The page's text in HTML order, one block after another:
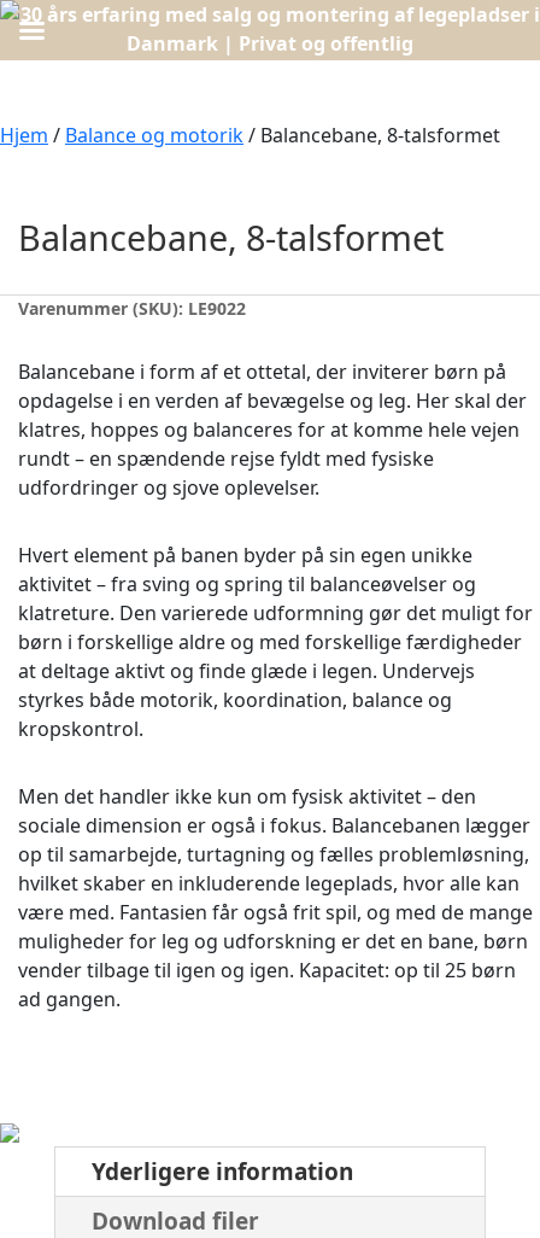
Hjem / Balance og motorik/ Balancebane, 8-talsformet
Balancebane, 8-talsformet
Varenummer (SKU): LE9022
Balancebane i form af et ottetal, der inviterer børn på
opdagelse i en verden af bevægelse og leg. Her skal der
klatres, hoppes og balanceres for at komme hele vejen
rundt – en spændende rejse fyldt med fysiske
udfordringer og sjove oplevelser.
Hvert element på banen byder på sin egen unikke
aktivitet – fra sving og spring til balanceøvelser og
klatreture. Den varierede udformning gør det muligt for
børn i forskellige aldre og med forskellige færdigheder
at deltage aktivt og finde glæde i legen. Undervejs
styrkes både motorik, koordination, balance og
kropskontrol.
Men det handler ikke kun om fysisk aktivitet – den
sociale dimension er også i fokus. Balancebanen lægger
op til samarbejde, turtagning og fælles problemløsning,
hvilket skaber en inkluderende legeplads, hvor alle kan
være med. Fantasien får også frit spil, og med de mange
muligheder for leg og udforskning er det en bane, børn
vender tilbage til igen og igen. Kapacitet: op til 25 børn
ad gangen.
Yderligere information
Download filer